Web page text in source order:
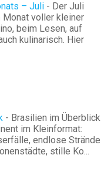
– Juli - Der Juli
Monat voller kleiner
beim Lesen, auf
kulinarisch. Hier
- Brasilien im Überblick
im Kleinformat:
endlose Strände
stille Ko...